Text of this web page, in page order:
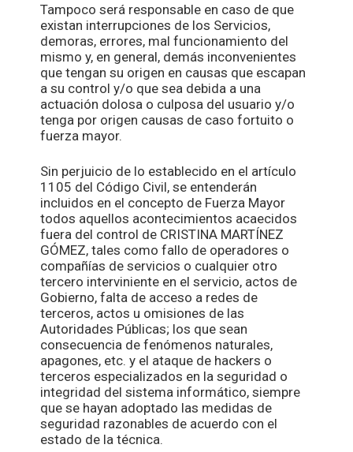
Tampoco será responsable en caso de que
existan interrupciones de los Servicios,
demoras, errores, mal funcionamiento del
mismo y, en general, demás inconvenientes
que tengan su origen en causas que escapan
a su control y/o que sea debida a una
actuación dolosa o culposa del usuario y/o
tenga por origen causas de caso fortuito o
fuerza mayor.
Sin perjuicio de lo establecido en el artículo
1105 del Código Civil, se entenderán
incluidos en el concepto de Fuerza Mayor
todos aquellos acontecimientos acaecidos
fuera del control de CRISTINA MARTÍNEZ
GÓMEZ, tales como fallo de operadores o
compañías de servicios o cualquier otro
tercero interviniente en el servicio, actos de
Gobierno, falta de acceso a redes de
terceros, actos u omisiones de las
Autoridades Públicas; los que sean
consecuencia de fenómenos naturales,
apagones, etc. y el ataque de hackers o
terceros especializados en la seguridad o
integridad del sistema informático, siempre
que se hayan adoptado las medidas de
seguridad razonables de acuerdo con el
estado de la técnica.